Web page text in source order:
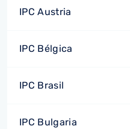
IPC Austria
IPC Bélgica
IPC Brasil
IPC Bulgaria